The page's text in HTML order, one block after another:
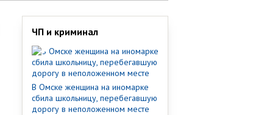
ЧП и криминал
В Омске женщина на иномарке
сбила школьницу, перебегавшую
дорогу в неположенном месте